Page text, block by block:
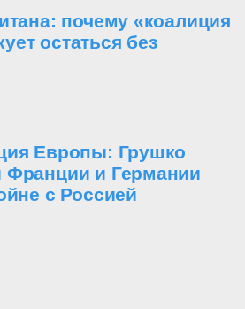
почему «коалиция
остаться без
Европы: Грушко
Франции и Германии
с Россией